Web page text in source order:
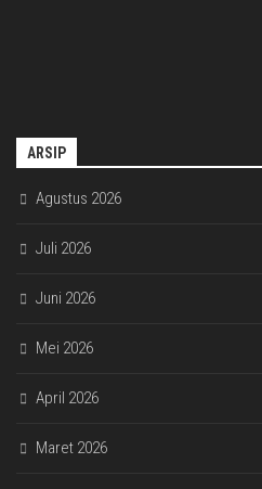
ARSIP
Agustus 2026
Juli 2026
Juni 2026
Mei 2026
April 2026
Maret 2026